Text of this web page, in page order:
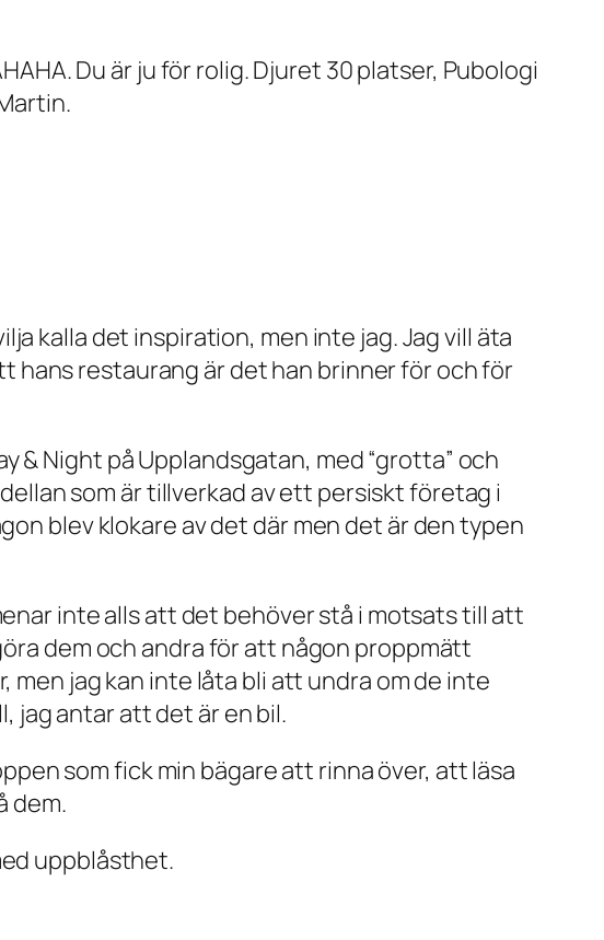
Du är ju för rolig. Djuret 30 platser, Pubologi
kalla det inspiration, men inte jag. Jag vill äta
hans restaurang är det han brinner för och för
& Night på Upplandsgatan, med “grotta” och
som är tillverkad av ett persiskt företag i
blev klokare av det där men det är den typen
inte alls att det behöver stå i motsats till att
dem och andra för att någon proppmätt
jag kan inte låta bli att undra om de inte
jag antar att det är en bil.
som fick min bägare att rinna över, att läsa
dem.
uppblåsthet.